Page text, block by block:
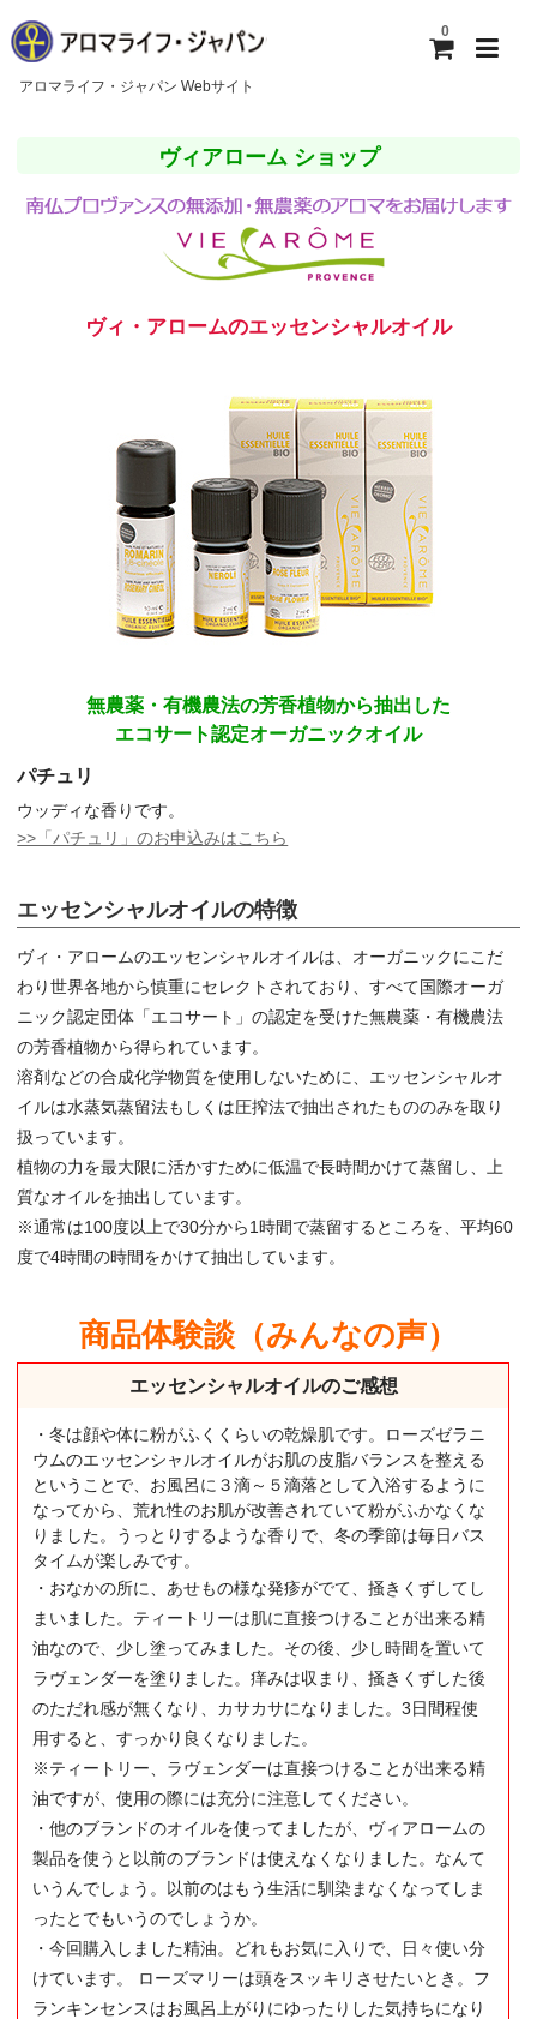
0
アロマライフ・ジャパン Webサイト
ヴィアローム ショップ
ヴィ・アロームのエッセンシャルオイル
無農薬・有機農法の芳香植物から抽出した
エコサート認定オーガニックオイル
パチュリ
ウッディな香りです。
>>「パチュリ」のお申込みはこちら
エッセンシャルオイルの特徴
ヴィ・アロームのエッセンシャルオイルは、オーガニックにこだ
わり世界各地から慎重にセレクトされており、すべて国際オーガ
ニック認定団体「エコサート」の認定を受けた無農薬・有機農法
の芳香植物から得られています。
溶剤などの合成化学物質を使用しないために、エッセンシャルオ
イルは水蒸気蒸留法もしくは圧搾法で抽出されたもののみを取り
扱っています。
植物の力を最大限に活かすために低温で長時間かけて蒸留し、上
質なオイルを抽出しています。
※通常は100度以上で30分から1時間で蒸留するところを、平均60
度で4時間の時間をかけて抽出しています。
商品体験談（みんなの声）
エッセンシャルオイルのご感想
・冬は顔や体に粉がふくくらいの乾燥肌です。ローズゼラニ
ウムのエッセンシャルオイルがお肌の皮脂バランスを整える
ということで、お風呂に３滴～５滴落として入浴するように
なってから、荒れ性のお肌が改善されていて粉がふかなくな
りました。うっとりするような香りで、冬の季節は毎日バス
タイムが楽しみです。
・おなかの所に、あせもの様な発疹がでて、掻きくずしてし
まいました。ティートリーは肌に直接つけることが出来る精
油なので、少し塗ってみました。その後、少し時間を置いて
ラヴェンダーを塗りました。痒みは収まり、掻きくずした後
のただれ感が無くなり、カサカサになりました。3日間程使
用すると、すっかり良くなりました。
※ティートリー、ラヴェンダーは直接つけることが出来る精
油ですが、使用の際には充分に注意してください。
・他のブランドのオイルを使ってましたが、ヴィアロームの
製品を使うと以前のブランドは使えなくなりました。なんて
いうんでしょう。以前のはもう生活に馴染まなくなってしま
ったとでもいうのでしょうか。
・今回購入しました精油。どれもお気に入りで、日々使い分
けています。 ローズマリーは頭をスッキリさせたいとき。フ
ランキンセンスはお風呂上がりにゆったりした気持ちになり